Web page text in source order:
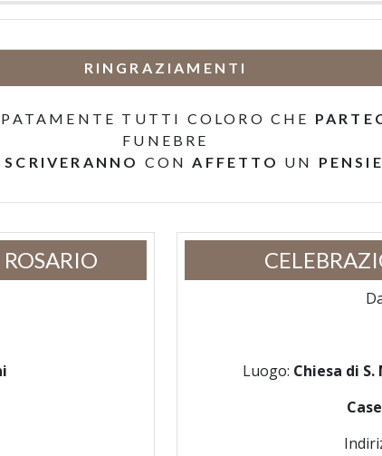
RINGRAZIAMENTI
TUTTI COLORO CHE
FUNEBRE
SCRIVERANNO CONAFFETTO UN
Luogo: Chiesa di